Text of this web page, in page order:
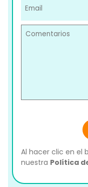
Al hacer clic en el
nuestra Política